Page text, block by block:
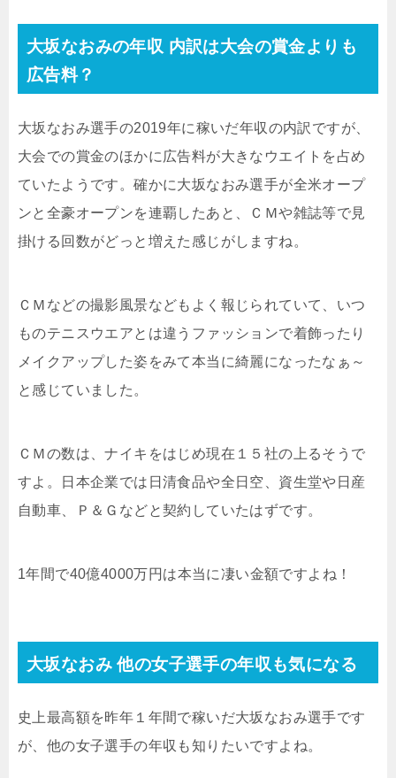
大坂なおみの年収 内訳は大会の賞金よりも
広告料？
大坂なおみ選手の2019年に稼いだ年収の内訳ですが、
大会での賞金のほかに広告料が大きなウエイトを占め
ていたようです。確かに大坂なおみ選手が全米オープ
ンと全豪オープンを連覇したあと、ＣＭや雑誌等で見
掛ける回数がどっと増えた感じがしますね。
ＣＭなどの撮影風景などもよく報じられていて、いつ
ものテニスウエアとは違うファッションで着飾ったり
メイクアップした姿をみて本当に綺麗になったなぁ～
と感じていました。
ＣＭの数は、ナイキをはじめ現在１５社の上るそうで
すよ。日本企業では日清食品や全日空、資生堂や日産
自動車、Ｐ＆Ｇなどと契約していたはずです。
1年間で40億4000万円は本当に凄い金額ですよね！
大坂なおみ 他の女子選手の年収も気になる
史上最高額を昨年１年間で稼いだ大坂なおみ選手です
が、他の女子選手の年収も知りたいですよね。